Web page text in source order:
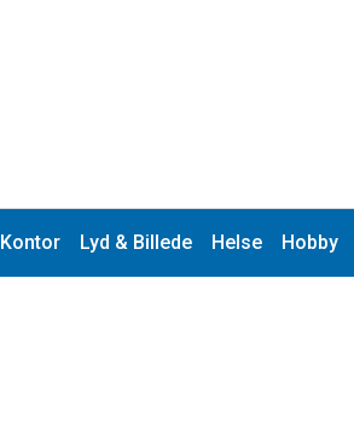
Kontor Lyd & Billede Helse Hobby